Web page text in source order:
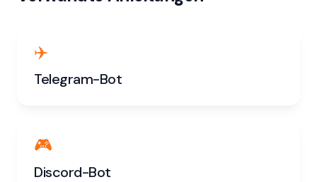
✈️
Telegram-Bot
🎮
Discord-Bot